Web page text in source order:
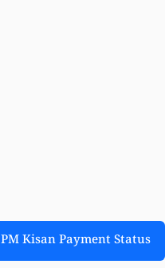
PM Kisan Payment Status